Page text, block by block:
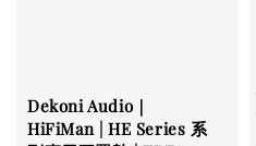
Dekoni Audio｜
HiFiMan | HE Series 系